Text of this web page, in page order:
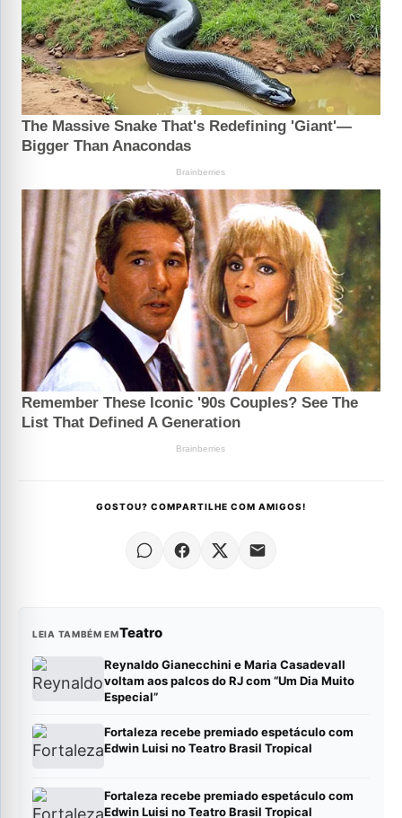
GOSTOU? COMPARTILHE COM AMIGOS!
LEIA TAMBÉM EMTeatro
Reynaldo Gianecchini e Maria Casadevall
voltam aos palcos do RJ com “Um Dia Muito
Especial”
Fortaleza recebe premiado espetáculo com
Edwin Luisi no Teatro Brasil Tropical
Fortaleza recebe premiado espetáculo com
Edwin Luisi no Teatro Brasil Tropical